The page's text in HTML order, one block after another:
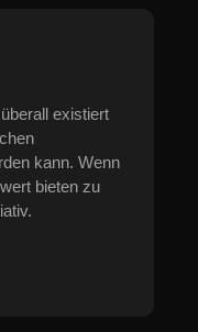
existiert
kann. Wenn
bieten zu